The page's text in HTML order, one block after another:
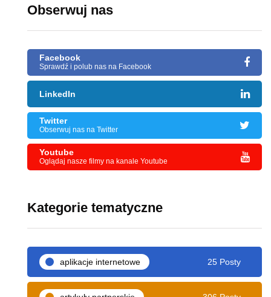
Obserwuj nas
Facebook
Sprawdź i polub nas na Facebook
LinkedIn
Twitter
Obserwuj nas na Twitter
Youtube
Oglądaj nasze filmy na kanale Youtube
Kategorie tematyczne
aplikacje internetowe 25 Posty